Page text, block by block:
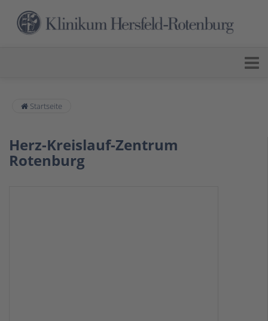
Startseite
Herz-Kreislauf-Zentrum
Rotenburg